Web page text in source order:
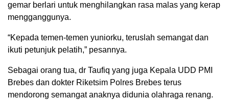
gemar berlari untuk menghilangkan rasa malas yang kerap
mengganggunya.
“Kepada temen-temen yuniorku, teruslah semangat dan
ikuti petunjuk pelatih,” pesannya.
Sebagai orang tua, dr Taufiq yang juga Kepala UDD PMI
Brebes dan dokter Riketsim Polres Brebes terus
mendorong semangat anaknya didunia olahraga renang.